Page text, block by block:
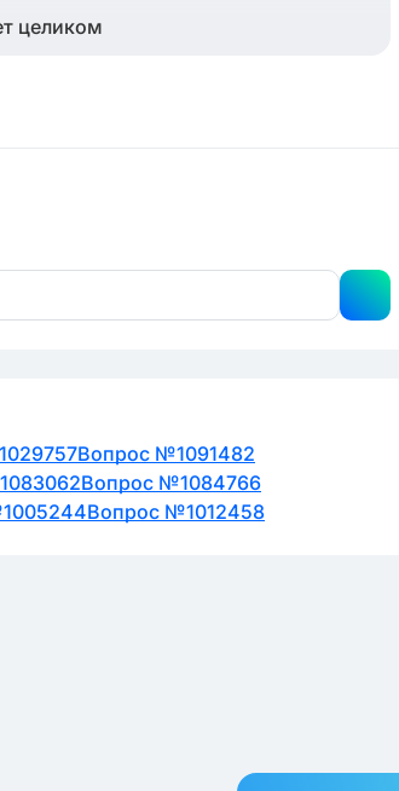
целиком
Вопрос №1091482
Вопрос №1084766
Вопрос №1012458